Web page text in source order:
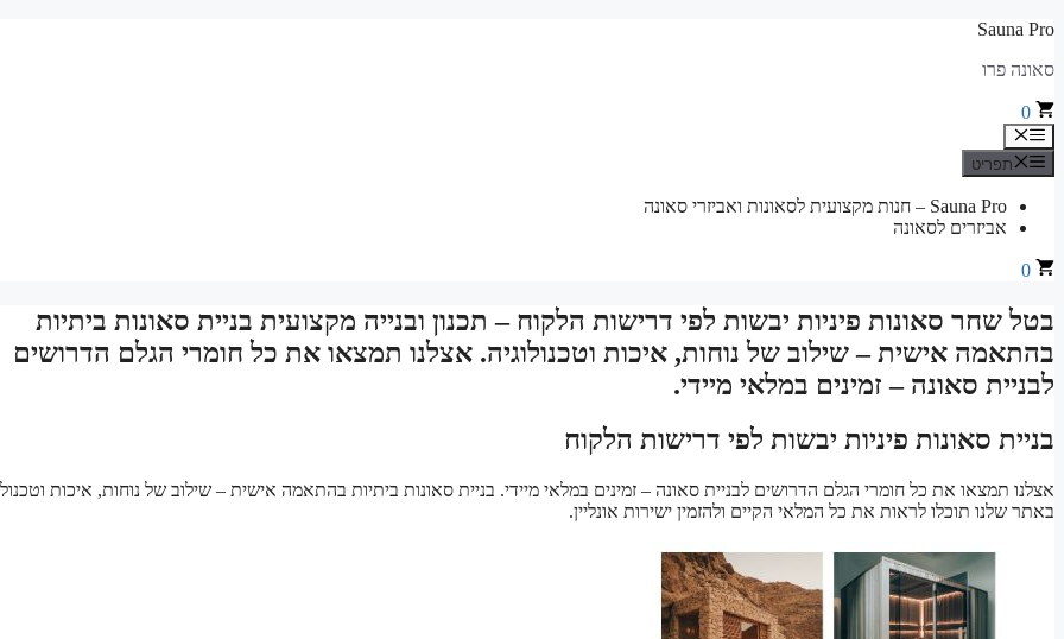
לדלג
Sauna Pro
סאונה פרו
0
תפריט
תפריט
Sauna Pro – חנות מקצועית לסאונות ואביזרי סאונה
אביזרים לסאונה
0
בטל שחר סאונות פיניות יבשות לפי דרישות הלקוח – תכנון ובנייה מקצועית בניית סאונות ביתיות
בהתאמה אישית – שילוב של נוחות, איכות וטכנולוגיה. אצלנו תמצאו את כל חומרי הגלם הדרושים
לבניית סאונה – זמינים במלאי מיידי.
בניית סאונות פיניות יבשות לפי דרישות הלקוח
אצלנו תמצאו את כל חומרי הגלם הדרושים לבניית סאונה – זמינים במלאי מיידי. בניית סאונות ביתיות בהתאמה אישית – שילוב של נוחות, איכות
באתר שלנו תוכלו לראות את כל המלאי הקיים ולהזמין ישירות אונליין.